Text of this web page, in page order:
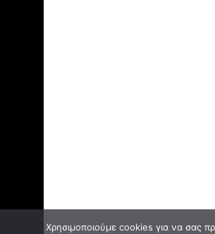
Χρησιμοποιούμε cookies για να σας